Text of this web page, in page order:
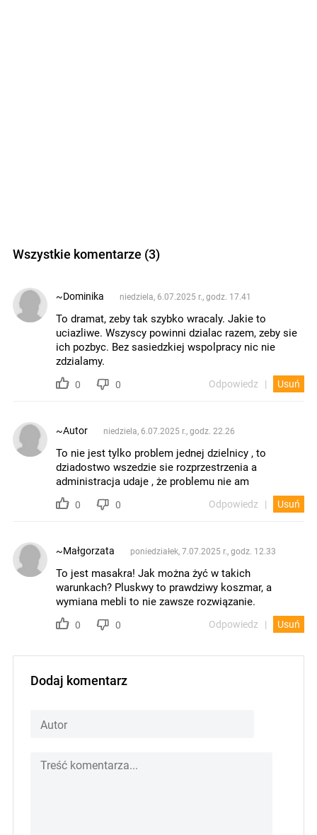
Wszystkie komentarze (3)
~Dominika niedziela, 6.07.2025 r., godz. 17.41
To dramat, zeby tak szybko wracaly. Jakie to
uciazliwe. Wszyscy powinni dzialac razem, zeby sie
ich pozbyc. Bez sasiedzkiej wspolpracy nic nie
zdzialamy.
0 0 Odpowiedz Usuń
~Autor niedziela, 6.07.2025 r., godz. 22.26
To nie jest tylko problem jednej dzielnicy , to
dziadostwo wszedzie sie rozprzestrzenia a
administracja udaje , że problemu nie am
0 0 Odpowiedz Usuń
~Małgorzata poniedziałek, 7.07.2025 r., godz. 12.33
To jest masakra! Jak można żyć w takich
warunkach? Pluskwy to prawdziwy koszmar, a
wymiana mebli to nie zawsze rozwiązanie.
0 0 Odpowiedz Usuń
Dodaj komentarz